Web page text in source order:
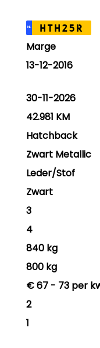
NL HTH25R
Marge
13-12-2016
30-11-2026
42.981 KM
Hatchback
Zwart Metallic
Leder/Stof
Zwart
3
4
840 kg
800 kg
€ 67 - 73 per
2
1